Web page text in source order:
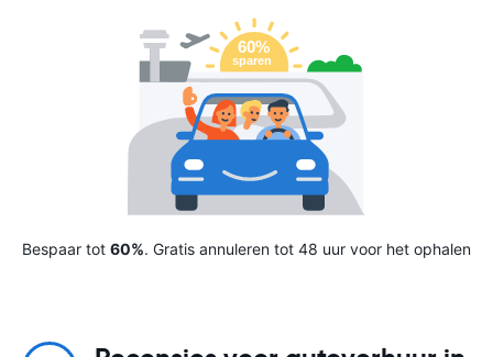
Bespaar tot 60%. Gratis annuleren tot 48 uur voor het ophalen